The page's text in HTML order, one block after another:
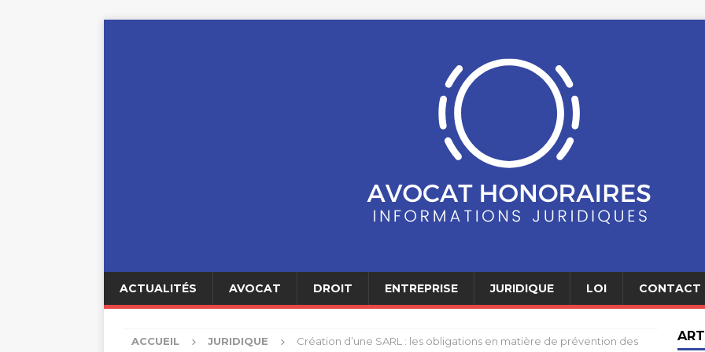
ACTUALITÉS AVOCAT DROIT ENTREPRISE JURIDIQUE LOI CONTACT
ACCUEIL JURIDIQUE
Création d’une SARL : les obligations en matière de prévention des